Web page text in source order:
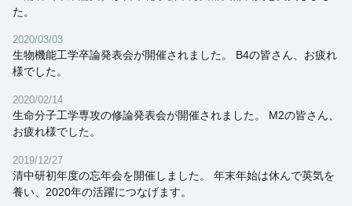
た。
2020/03/03
生物機能工学卒論発表会が開催されました。 B4の皆さん、お疲れ
様でした。
2020/02/14
生命分子工学専攻の修論発表会が開催されました。 M2の皆さん、
お疲れ様でした。
2019/12/27
清中研初年度の忘年会を開催しました。 年末年始は休んで英気を
養い、2020年の活躍につなげます。